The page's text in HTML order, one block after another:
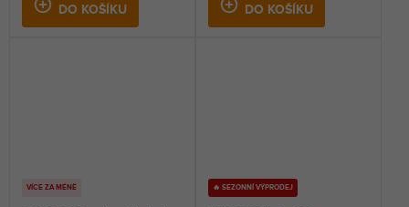
hvězdiček.
DO KOŠÍKU DO KOŠÍKU
VÍCE ZA MÉNĚ 🔥 SEZONNÍ VÝPRODEJ